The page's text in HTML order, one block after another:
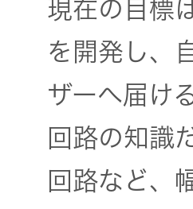
現在の目標
を開発し、
ザーへ届け
回路の知識
回路など、